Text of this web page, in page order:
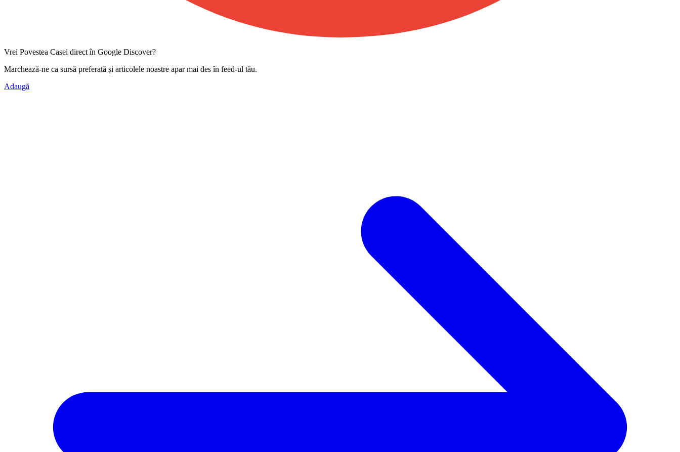
Vrei Povestea Casei direct în Google Discover?
Marchează-ne ca sursă preferată și articolele noastre apar mai des în feed-ul tău.
Adaugă